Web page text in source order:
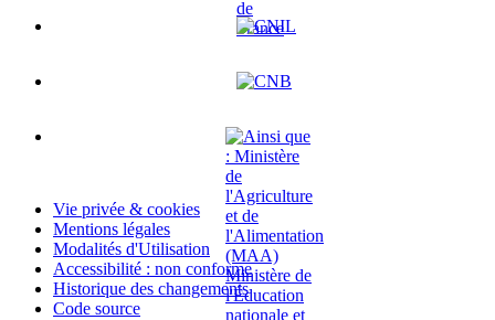
Vie privée & cookies
Mentions légales
Modalités d'Utilisation
Accessibilité : non conforme
Historique des changements
Code source